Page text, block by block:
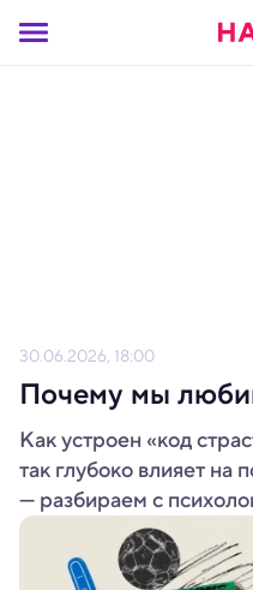
30.06.2026, 18:00
Почему мы
Как устроен «код
так глубоко влияет на
— разбираем с